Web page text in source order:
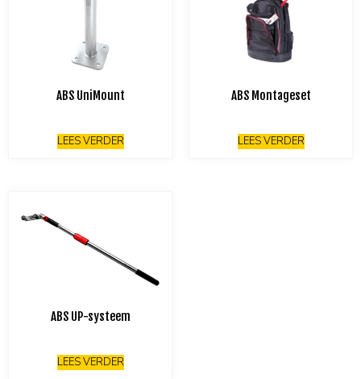
ABS UniMount
LEES VERDER
ABS Montageset
LEES VERDER
ABS UP-systeem
LEES VERDER